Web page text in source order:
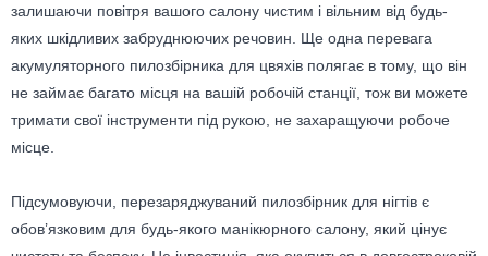
залишаючи повітря вашого салону чистим і вільним від будь-
яких шкідливих забруднюючих речовин. Ще одна перевага
акумуляторного пилозбірника для цвяхів полягає в тому, що він
не займає багато місця на вашій робочій станції, тож ви можете
тримати свої інструменти під рукою, не захаращуючи робоче
місце.
Підсумовуючи, перезаряджуваний пилозбірник для нігтів є
обов’язковим для будь-якого манікюрного салону, який цінує